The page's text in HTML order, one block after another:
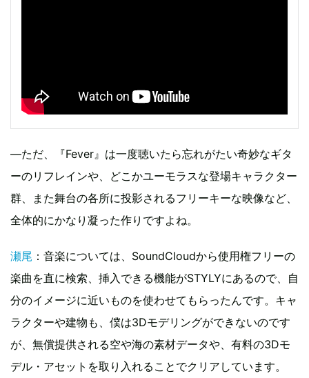
—ただ、『Fever』は一度聴いたら忘れがたい奇妙なギタ
ーのリフレインや、どこかユーモラスな登場キャラクター
群、また舞台の各所に投影されるフリーキーな映像など、
全体的にかなり凝った作りですよね。
瀬尾 ：音楽については、SoundCloudから使用権フリーの
楽曲を直に検索、挿入できる機能がSTYLYにあるので、自
分のイメージに近いものを使わせてもらったんです。キャ
ラクターや建物も、僕は3Dモデリングができないのです
が、無償提供される空や海の素材データや、有料の3Dモ
デル・アセットを取り入れることでクリアしています。